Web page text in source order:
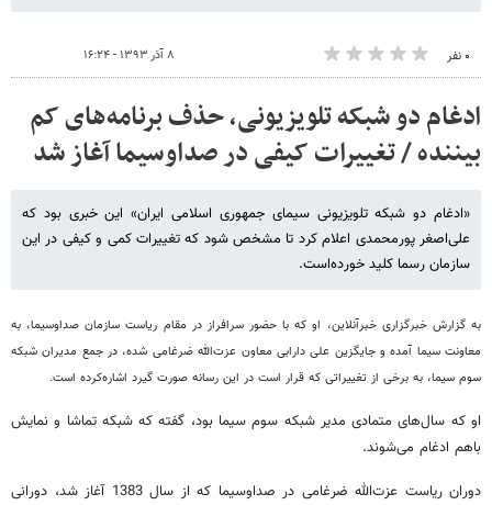
۰ نفر ۸ آذر ۱۳۹۳ - ۱۶:۲۴
ادغام دو شبکه تلویزیونی، حذف برنامه‌های کم
بیننده / تغییرات کیفی در صداوسیما آغاز شد
«ادغام دو شبکه تلویزیونی سیمای جمهوری اسلامی ایران» این خبری بود که
علی‌اصغر پورمحمدی اعلام کرد تا مشخص شود که تغییرات کمی و کیفی در این
سازمان رسما کلید خورده‌است.
به گزارش خبرگزاری خبرآنلاین، او که با حضور سرافراز در مقام ریاست سازمان صداوسیما، به
معاونت سیما آمده و جایگزین علی دارابی معاون عزت‌الله ضرغامی شده، در جمع مدیران شبکه
سوم سیما، به برخی از تغییراتی که قرار است در این رسانه صورت گیرد اشاره‌کرده است.
او که سال‌های متمادی مدیر شبکه سوم سیما بود، گفته که شبکه تماشا و نمایش
باهم ادغام می‌شوند.
دوران ریاست عزت‌الله ضرغامی در صداوسیما که از سال 1383 آغاز شد، دورانی